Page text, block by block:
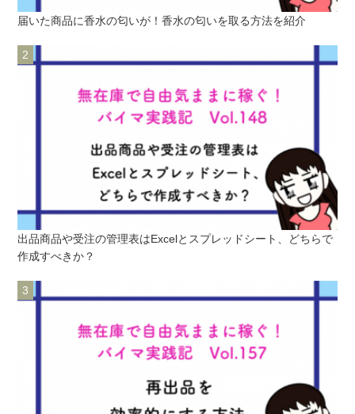
届いた商品に香水の匂いが！香水の匂いを取る方法を紹介
出品商品や受注の管理表はExcelとスプレッドシート、どちらで
作成すべきか？